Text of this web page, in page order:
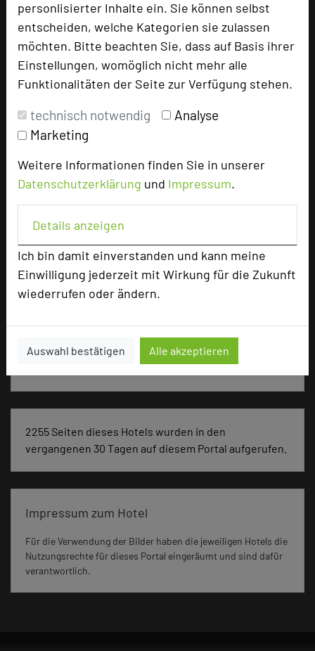
personlisierter Inhalte ein. Sie können selbst
entscheiden, welche Kategorien sie zulassen
möchten. Bitte beachten Sie, dass auf Basis ihrer
Einstellungen, womöglich nicht mehr alle
Funktionalitäten der Seite zur Verfügung stehen.
technisch notwendig
Analyse
Marketing
Weitere Informationen finden Sie in unserer
Datenschutzerklärung und Impressum.
Details anzeigen
Ich bin damit einverstanden und kann meine
Einwilligung jederzeit mit Wirkung für die Zukunft
wiederrufen oder ändern.
Auswahl bestätigen Alle akzeptieren
Hoteldaten
Max. Tagungskapazität (Personen)
U-Form
Parlamentarisch
Reihenbestuhlung
Tagungsräume
Ausstellungsfläche
Doppelzimmer
Einzelzimmer
16
Juniorsuiten
Besonders geeignet für
Seminar, Klausur, Event
2255 Seiten dieses Hotels wurden in den
vergangenen 30 Tagen auf diesem Portal aufgerufen.
Impressum zum Hotel
Für die Verwendung der Bilder haben die jeweiligen Hotels die
Nutzungsrechte für dieses Portal eingeräumt und sind dafür
verantwortlich.